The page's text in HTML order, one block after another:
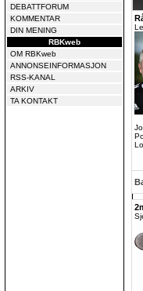
DEBATTFORUM
KOMMENTAR
DIN MENING
RBKweb
OM RBKweb
ANNONSEINFORMASJON
RSS-KANAL
ARKIV
TA KONTAKT